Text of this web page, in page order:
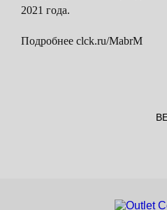
2021 года.
Подробнее clck.ru/MabrM